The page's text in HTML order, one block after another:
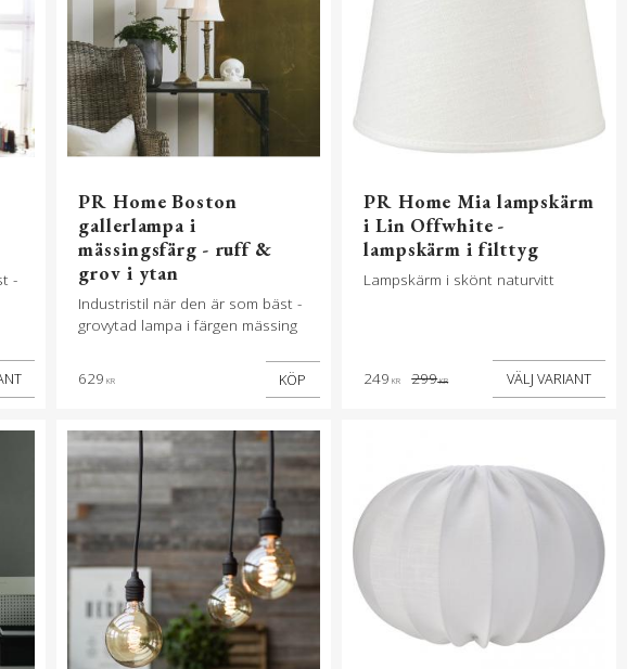
-
PR Home Boston
gallerlampa i
mässingsfärg - ruff &
grov i ytan
Industristil när den är som bäst -
grovytad lampa i färgen mässing
629 KR KÖP
PR Home Mia lampskärm
i Lin Offwhite -
lampskärm i filttyg
Lampskärm i skönt naturvitt
249 KR 299KR